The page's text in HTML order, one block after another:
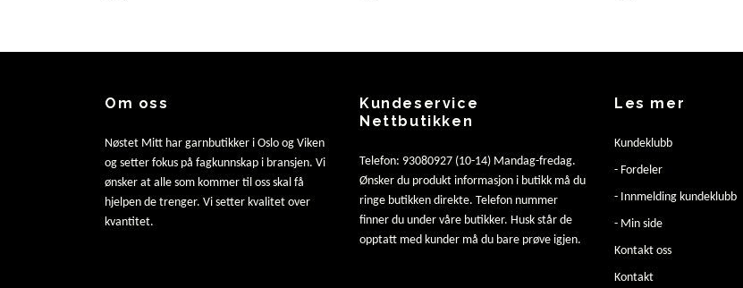
Om oss
Nøstet Mitt har garnbutikker i Oslo og Viken
og setter fokus på fagkunnskap i bransjen. Vi
ønsker at alle som kommer til oss skal få
hjelpen de trenger. Vi setter kvalitet over
kvantitet.
Kundeservice
Nettbutikken
Telefon: 93080927 (10-14) Mandag-fredag.
Ønsker du produkt informasjon i butikk må du
ringe butikken direkte. Telefon nummer
finner du under våre butikker. Husk står de
opptatt med kunder må du bare prøve igjen.
Les mer
Kundeklubb
- Fordeler
- Innmelding kundeklubb
- Min side
Kontakt oss
Kontakt